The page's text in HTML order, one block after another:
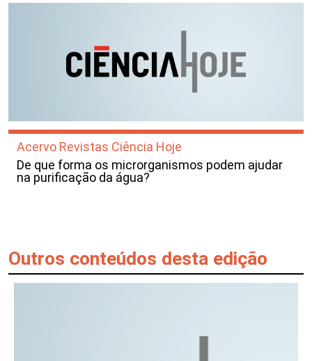
Acervo Revistas Ciência Hoje
De que forma os microrganismos podem ajudar
na purificação da água?
Outros conteúdos desta edição